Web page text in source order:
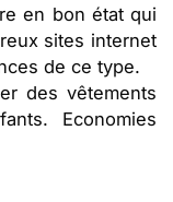
en bon état qui
sites internet
de ce type.
des vêtements
Economies